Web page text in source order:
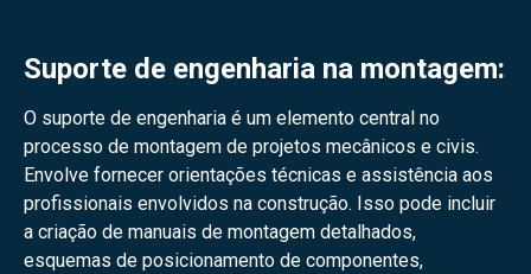
Suporte de engenharia na montagem:
O suporte de engenharia é um elemento central no
processo de montagem de projetos mecânicos e civis.
Envolve fornecer orientações técnicas e assistência aos
profissionais envolvidos na construção. Isso pode incluir
a criação de manuais de montagem detalhados,
esquemas de posicionamento de componentes,